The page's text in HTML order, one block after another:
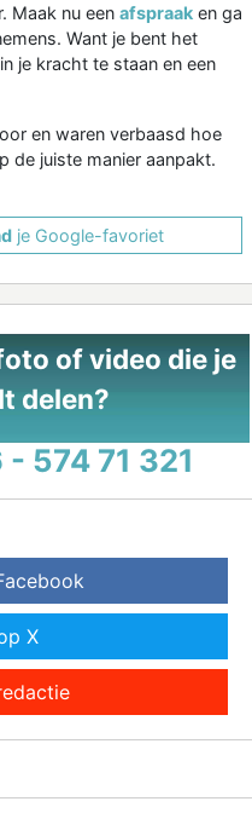
Maak nu een afspraak en ga
Want je bent het
je kracht te staan en een
en waren verbaasd hoe
de juiste manier aanpakt.
je Google-favoriet
of video die je
delen?
- 574 71 321
X